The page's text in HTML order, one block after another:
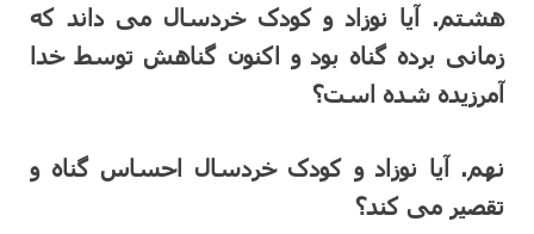
هشتم. آیا نوزاد و کودک خردسال می داند که
زمانی برده گناه بود و اکنون گناهش توسط خدا
آمرزیده شده است؟
نهم. آیا نوزاد و کودک خردسال احساس گناه و
تقصیر می کند؟